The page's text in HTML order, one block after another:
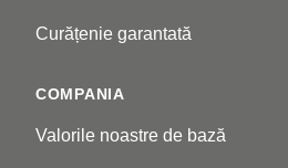
Curățenie garantată
COMPANIA
Valorile noastre de bază